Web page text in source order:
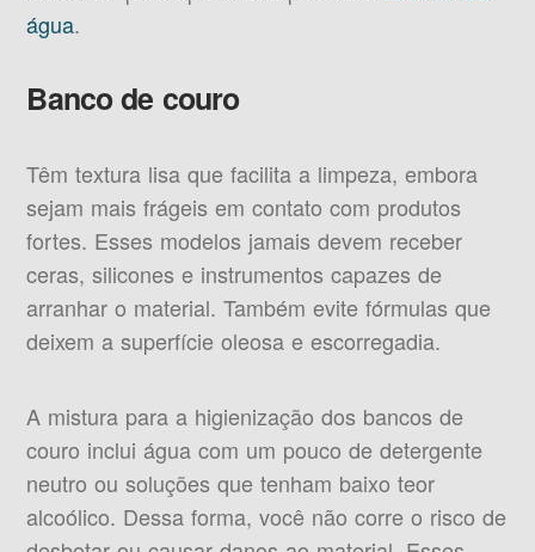
água.
Banco de couro
Têm textura lisa que facilita a limpeza, embora
sejam mais frágeis em contato com produtos
fortes. Esses modelos jamais devem receber
ceras, silicones e instrumentos capazes de
arranhar o material. Também evite fórmulas que
deixem a superfície oleosa e escorregadia.
A mistura para a higienização dos bancos de
couro inclui água com um pouco de detergente
neutro ou soluções que tenham baixo teor
alcoólico. Dessa forma, você não corre o risco de